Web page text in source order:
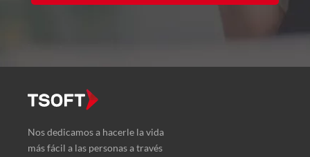
Nos dedicamos a hacerle la vida
más fácil a las personas a través